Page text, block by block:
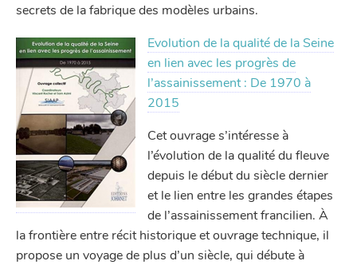
secrets de la fabrique des modèles urbains.
Evolution de la qualité de la Seine
en lien avec les progrès de
l’assainissement : De 1970 à
2015
Cet ouvrage s’intéresse à
l’évolution de la qualité du fleuve
depuis le début du siècle dernier
et le lien entre les grandes étapes
de l’assainissement francilien. À
la frontière entre récit historique et ouvrage technique, il
propose un voyage de plus d’un siècle, qui débute à